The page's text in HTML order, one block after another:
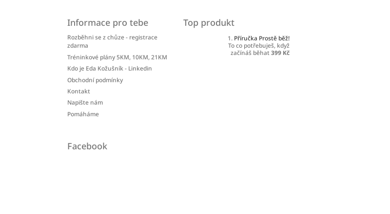
Informace pro tebe
Rozběhni se z chůze - registrace
zdarma
Tréninkové plány 5KM, 10KM, 21KM
Kdo je Eda Kožušník - Linkedin
Obchodní podmínky
Kontakt
Napište nám
Pomáháme
Top produkt
Příručka Prostě běž!
To co potřebuješ, když
začínáš běhat399 Kč
Facebook